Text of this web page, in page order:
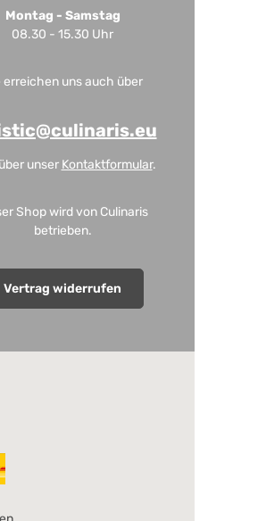
Montag - Samstag
08.30 - 15.30 Uhr
erreichen uns auch über
unser Kontaktformular.
Shop wird von Culinaris
betrieben.
Vertrag widerrufen